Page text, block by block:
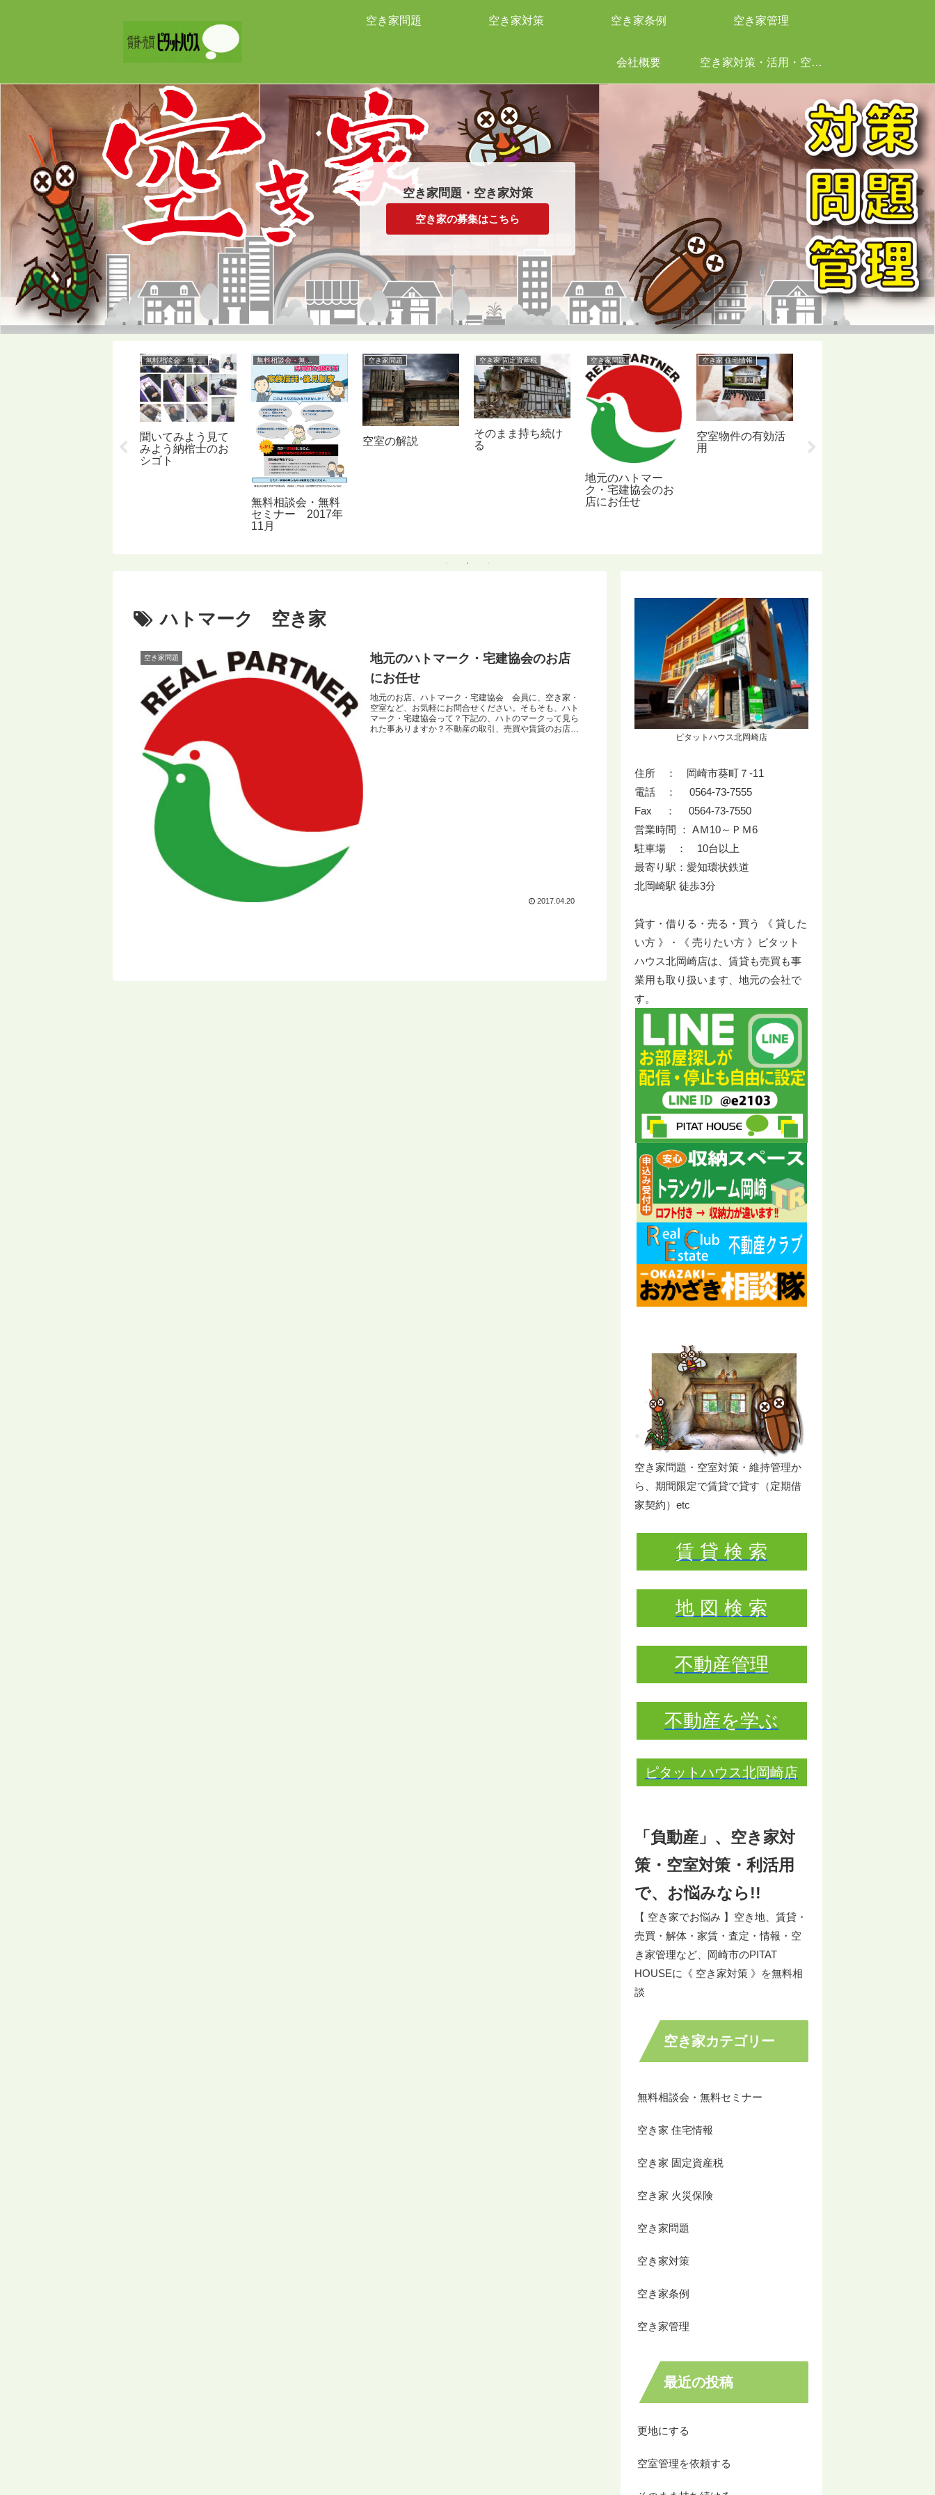
空き家問題 空き家対策 空き家条例 空き家管理
会社概要 空き家対策・活用・空き家管理
空き家問題・空き家対策
空き家の募集はこちら
無料相談会・無料セミナー
聞いてみよう見て
みよう納棺士のお
シゴト
無料相談会・無料セミナー
無料相談会・無料
セミナー 2017年
11月
空き家問題
空室の解説
空き家 固定資産税
そのまま持ち続け
る
空き家問題
地元のハトマー
ク・宅建協会のお
店にお任せ
空き家 住宅情報
空室物件の有効活
用
る
ハトマーク 空き家
空き家問題
地元のハトマーク・宅建協会のお店
にお任せ
地元のお店、ハトマーク・宅建協会 会員に、空き家・
空室など、お気軽にお問合せください。そもそも、ハト
マーク・宅建協会って？下記の、ハトのマークって見ら
れた事ありますか？不動産の取引、売買や賃貸のお店に
2017.04.20
ピタットハウス北岡崎店
住所 ： 岡崎市葵町７-11
電話 ： 0564-73-7555
Fax ： 0564-73-7550
営業時間 ： AＭ10～ＰＭ6
駐車場 ： 10台以上
最寄り駅：愛知環状鉄道
北岡崎駅 徒歩3分
貸す・借りる・売る・買う 《 貸した
い方 》・《 売りたい方 》ピタット
ハウス北岡崎店は、賃貸も売買も事
業用も取り扱います、地元の会社で
す。
空き家問題・空室対策・維持管理か
ら、期間限定で賃貸で貸す（定期借
家契約）etc
賃 貸 検 索
地 図 検 索
不動産管理
不動産を学ぶ
ピタットハウス北岡崎店
「負動産」、空き家対
策・空室対策・利活用
で、お悩みなら!!
【 空き家でお悩み 】空き地、賃貸・
売買・解体・家賃・査定・情報・空
き家管理など、岡崎市のPITAT
HOUSEに《 空き家対策 》を無料相
談
空き家カテゴリー
無料相談会・無料セミナー
空き家 住宅情報
空き家 固定資産税
空き家 火災保険
空き家問題
空き家対策
空き家条例
空き家管理
最近の投稿
更地にする
空室管理を依頼する